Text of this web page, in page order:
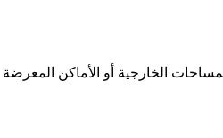
الخارجية أو الأماكن المعرضة